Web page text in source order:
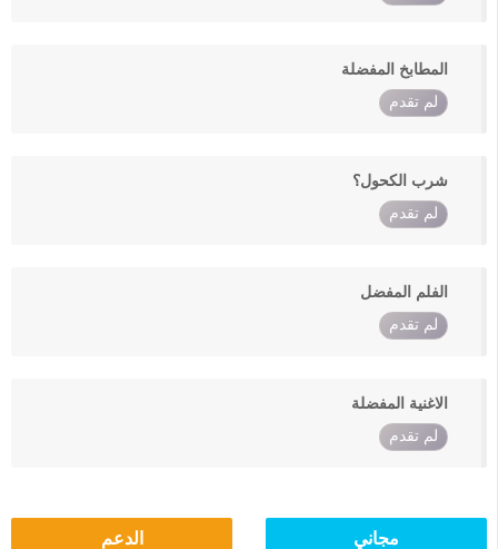
المطابخ المفضلة
لم تقدم
شرب الكحول؟
لم تقدم
الفلم المفضل
لم تقدم
الاغنية المفضلة
لم تقدم
مجاني الدعم